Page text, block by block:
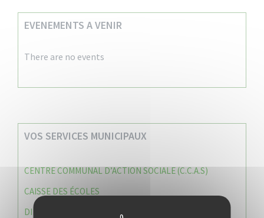
EVENEMENTS A VENIR
There are no events
VOS SERVICES MUNICIPAUX
CENTRE COMMUNAL D’ACTION SOCIALE (C.C.A.S)
CAISSE DES ÉCOLES
DIRECTION DES SERVICES TECHNIQUES